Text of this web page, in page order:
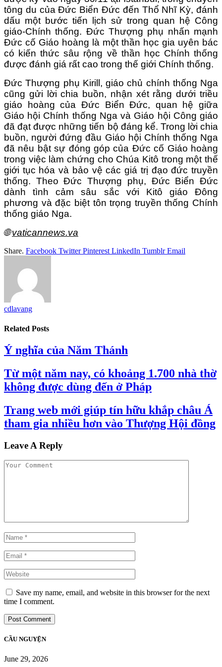
tông du của Đức Biển Đức đến Thổ Nhĩ Kỳ, đánh
dấu một bước tiến lịch sử trong quan hệ Công
giáo-Chính thống. Đức Thượng phụ nhấn mạnh
Đức cố Giáo hoàng là một thần học gia uyên bác
có kiến thức sâu rộng về thần học Chính thống
được đánh giá rất cao trong thế giới Chính thống.
Đức Thượng phụ Kirill, giáo chủ chính thống Nga
cũng gửi lời chia buồn, nhận xét rằng dưới triều
giáo hoàng của Đức Biển Đức, quan hệ giữa
Giáo hội Chính thống Nga và Giáo hội Công giáo
đã đạt được những tiến bộ đáng kể. Trong lời chia
buồn, người đứng đầu Giáo hội Chính thống Nga
đã nêu bật sự đóng góp của Đức cố Giáo hoàng
trong việc làm chứng cho Chúa Kitô trong một thế
giới tục hóa và bảo vệ các giá trị đạo đức truyền
thống. Theo Đức Thượng phụ, Đức Biển Đức
dành tình cảm sâu sắc với Kitô giáo Đông
phương và đặc biệt tôn trọng truyền thống Chính
thống giáo Nga.
🌐 vaticannews.va
Share. Facebook Twitter Pinterest LinkedIn Tumblr Email
cdlavang
Related Posts
Ý nghĩa của Năm Thánh
Từ một năm nay, có khoảng 1.700 nhà thờ
không được dùng đến ở Pháp
Trang web mới giúp tín hữu khắp châu Á
tham gia nhiều hơn vào Thượng Hội đồng
Leave A Reply
Save my name, email, and website in this browser for the next
time I comment.
CẦU NGUYỆN
June 29, 2026